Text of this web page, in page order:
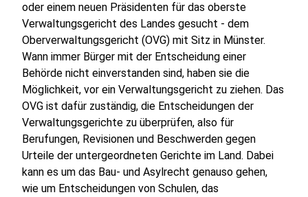
oder einem neuen Präsidenten für das oberste
Verwaltungsgericht des Landes gesucht - dem
Oberverwaltungsgericht (OVG) mit Sitz in Münster.
Wann immer Bürger mit der Entscheidung einer
Behörde nicht einverstanden sind, haben sie die
Möglichkeit, vor ein Verwaltungsgericht zu ziehen. Das
OVG ist dafür zuständig, die Entscheidungen der
Verwaltungsgerichte zu überprüfen, also für
Berufungen, Revisionen und Beschwerden gegen
Urteile der untergeordneten Gerichte im Land. Dabei
kann es um das Bau- und Asylrecht genauso gehen,
wie um Entscheidungen von Schulen, das